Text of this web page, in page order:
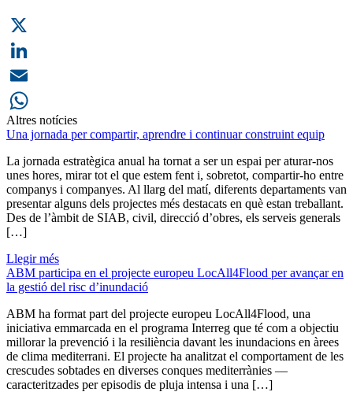
X
LinkedIn
Email
WhatsApp
Altres notícies
Una jornada per compartir, aprendre i continuar construint equip
La jornada estratègica anual ha tornat a ser un espai per aturar-nos
unes hores, mirar tot el que estem fent i, sobretot, compartir-ho entre
companys i companyes. Al llarg del matí, diferents departaments van
presentar alguns dels projectes més destacats en què estan treballant.
Des de l’àmbit de SIAB, civil, direcció d’obres, els serveis generals
[…]
Llegir més
ABM participa en el projecte europeu LocAll4Flood per avançar en
la gestió del risc d’inundació
ABM ha format part del projecte europeu LocAll4Flood, una
iniciativa emmarcada en el programa Interreg que té com a objectiu
millorar la prevenció i la resiliència davant les inundacions en àrees
de clima mediterrani. El projecte ha analitzat el comportament de les
crescudes sobtades en diverses conques mediterrànies —
caracteritzades per episodis de pluja intensa i una […]